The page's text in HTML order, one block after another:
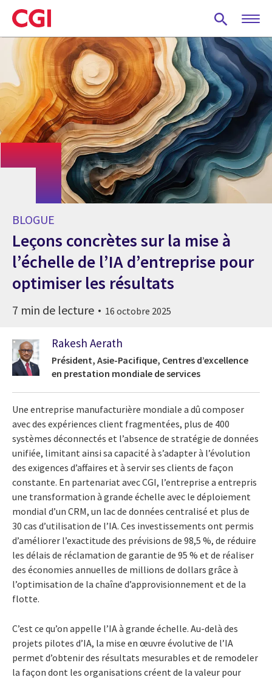
Skip
to
main
content
BLOGUE
Leçons concrètes sur la mise à
l’échelle de l’IA d’entreprise pour
optimiser les résultats
7 min de lecture 16 octobre 2025
Rakesh Aerath
Président, Asie-Pacifique, Centres d’excellence
en prestation mondiale de services
Une entreprise manufacturière mondiale a dû composer
avec des expériences client fragmentées, plus de 400
systèmes déconnectés et l’absence de stratégie de données
unifiée, limitant ainsi sa capacité à s’adapter à l’évolution
des exigences d’affaires et à servir ses clients de façon
constante. En partenariat avec CGI, l’entreprise a entrepris
une transformation à grande échelle avec le déploiement
mondial d’un CRM, un lac de données centralisé et plus de
30 cas d’utilisation de l’IA. Ces investissements ont permis
d’améliorer l’exactitude des prévisions de 98,5 %, de réduire
les délais de réclamation de garantie de 95 % et de réaliser
des économies annuelles de millions de dollars grâce à
l’optimisation de la chaîne d’approvisionnement et de la
flotte.
C’est ce qu’on appelle l’IA à grande échelle. Au-delà des
projets pilotes d’IA, la mise en œuvre évolutive de l’IA
permet d’obtenir des résultats mesurables et de remodeler
la façon dont les organisations créent de la valeur pour